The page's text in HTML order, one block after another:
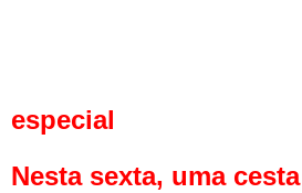
especial
Nesta sexta, uma cesta